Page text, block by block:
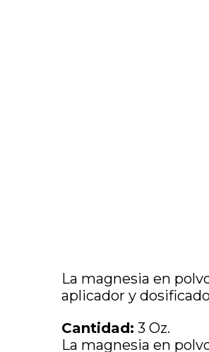
La magnesia en
aplicador y
Cantidad: 3 Oz.
La magnesia en